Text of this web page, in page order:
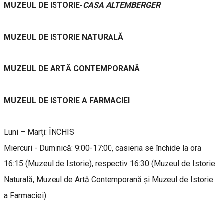
MUZEUL DE ISTORIE-CASA ALTEMBERGER
MUZEUL DE ISTORIE NATURALĂ
MUZEUL DE ARTĂ CONTEMPORANĂ
MUZEUL DE ISTORIE A FARMACIEI
Luni – Marţi: ÎNCHIS
Miercuri - Duminică: 9:00-17:00, casieria se închide la ora
16:15 (Muzeul de Istorie), respectiv 16:30 (Muzeul de Istorie
Naturală, Muzeul de Artă Contemporană și Muzeul de Istorie
a Farmaciei).